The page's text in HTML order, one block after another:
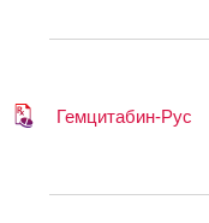
Гемцитабин-Рус